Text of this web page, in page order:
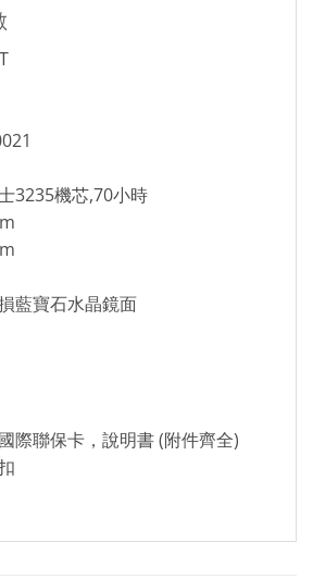
3235機芯,70小時
藍寶石水晶鏡面
際聯保卡，說明書 (附件齊全)